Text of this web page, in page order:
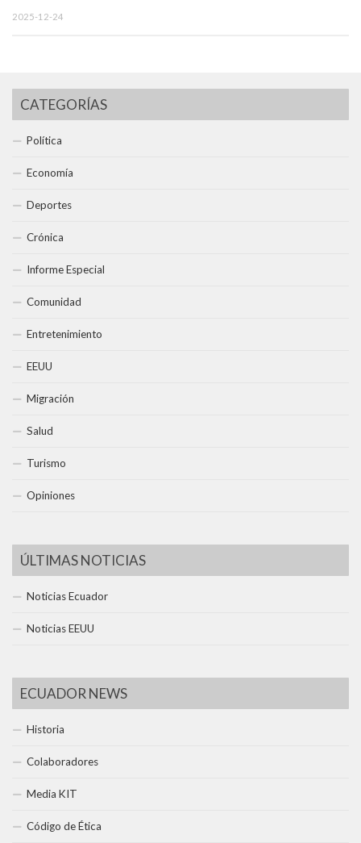
2025-12-24
CATEGORÍAS
Política
Economía
Deportes
Crónica
Informe Especial
Comunidad
Entretenimiento
EEUU
Migración
Salud
Turismo
Opiniones
ÚLTIMAS NOTICIAS
Noticias Ecuador
Noticias EEUU
ECUADOR NEWS
Historia
Colaboradores
Media KIT
Código de Ética